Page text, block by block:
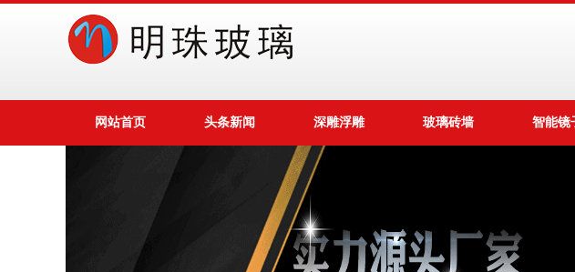
网站首页 头条新闻 深雕浮雕 玻璃砖墙 智能镜